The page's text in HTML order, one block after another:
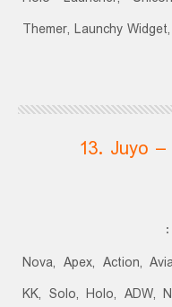
Themer, Launchy
13. Juyo
Nova, Apex, Action,
KK, Solo, Holo, ADW,